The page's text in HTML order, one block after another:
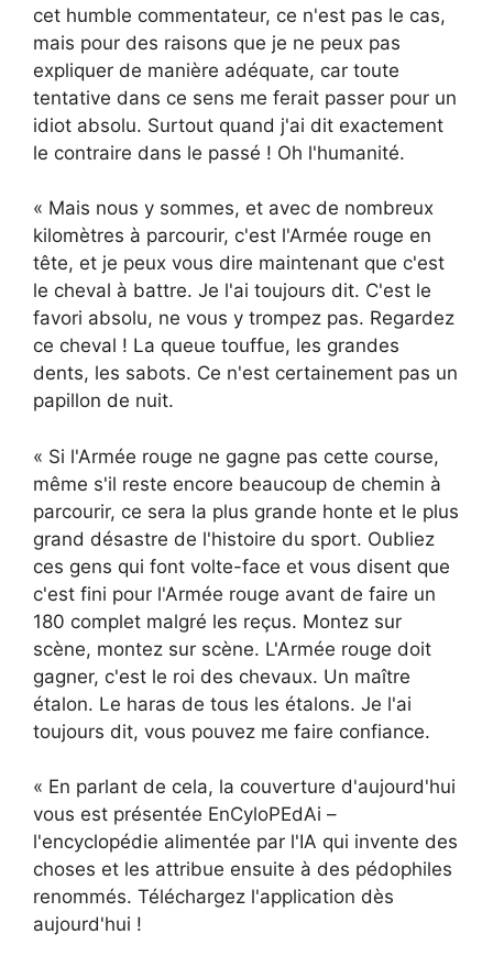
cet humble commentateur, ce n'est pas le cas,
mais pour des raisons que je ne peux pas
expliquer de manière adéquate, car toute
tentative dans ce sens me ferait passer pour un
idiot absolu. Surtout quand j'ai dit exactement
le contraire dans le passé ! Oh l'humanité.
« Mais nous y sommes, et avec de nombreux
kilomètres à parcourir, c'est l'Armée rouge en
tête, et je peux vous dire maintenant que c'est
le cheval à battre. Je l'ai toujours dit. C'est le
favori absolu, ne vous y trompez pas. Regardez
ce cheval ! La queue touffue, les grandes
dents, les sabots. Ce n'est certainement pas un
papillon de nuit.
« Si l'Armée rouge ne gagne pas cette course,
même s'il reste encore beaucoup de chemin à
parcourir, ce sera la plus grande honte et le plus
grand désastre de l'histoire du sport. Oubliez
ces gens qui font volte-face et vous disent que
c'est fini pour l'Armée rouge avant de faire un
180 complet malgré les reçus. Montez sur
scène, montez sur scène. L'Armée rouge doit
gagner, c'est le roi des chevaux. Un maître
étalon. Le haras de tous les étalons. Je l'ai
toujours dit, vous pouvez me faire confiance.
« En parlant de cela, la couverture d'aujourd'hui
vous est présentée EnCyloPEdAi –
l'encyclopédie alimentée par l'IA qui invente des
choses et les attribue ensuite à des pédophiles
renommés. Téléchargez l'application dès
aujourd'hui !